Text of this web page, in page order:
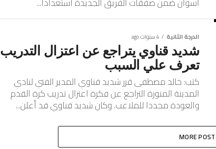
الدرجة الثانية 4 سنوات ago
شديد قناوي يتراجع عن اعتزال التدريب
تعرف علي السبب
كتب: خالد مصطفى قرر شديد قناوي المدير الفني لنادي
المدينة المنورة التراجع عن فكرة اعتزال تدريب كرة القدم
والعودة مجددا للملاعب. وكان شديد قناوي قد أعلن...
MORE